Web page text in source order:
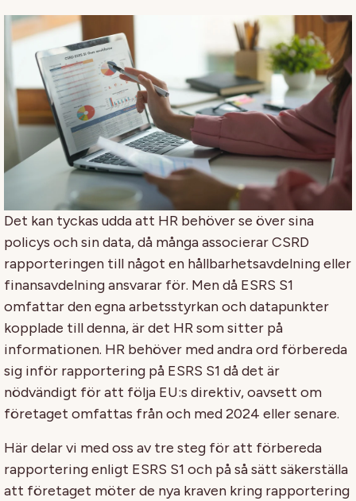
Det kan tyckas udda att HR behöver se över sina
policys och sin data, då många associerar CSRD
rapporteringen till något en hållbarhetsavdelning eller
finansavdelning ansvarar för. Men då ESRS S1
omfattar den egna arbetsstyrkan och datapunkter
kopplade till denna, är det HR som sitter på
informationen. HR behöver med andra ord förbereda
sig inför rapportering på ESRS S1 då det är
nödvändigt för att följa EU:s direktiv, oavsett om
företaget omfattas från och med 2024 eller senare.
Här delar vi med oss av tre steg för att förbereda
rapportering enligt ESRS S1 och på så sätt säkerställa
att företaget möter de nya kraven kring rapportering